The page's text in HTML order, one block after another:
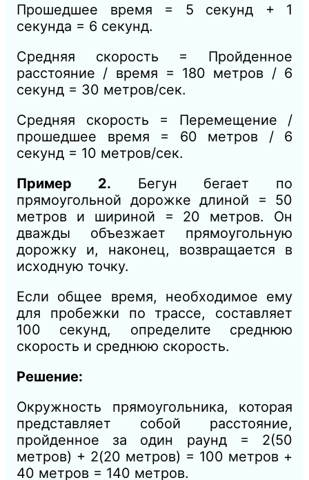
Прошедшее время = 5 секунд + 1
секунда = 6 секунд.
Средняя скорость = Пройденное
расстояние / время = 180 метров / 6
секунд = 30 метров/сек.
Средняя скорость = Перемещение /
прошедшее время = 60 метров / 6
секунд = 10 метров/сек.
Пример 2. Бегун бегает по
прямоугольной дорожке длиной = 50
метров и шириной = 20 метров. Он
дважды объезжает прямоугольную
дорожку и, наконец, возвращается в
исходную точку.
Если общее время, необходимое ему
для пробежки по трассе, составляет
100 секунд, определите среднюю
скорость и среднюю скорость.
Решение:
Окружность прямоугольника, которая
представляет собой расстояние,
пройденное за один раунд = 2(50
метров) + 2(20 метров) = 100 метров +
40 метров = 140 метров.